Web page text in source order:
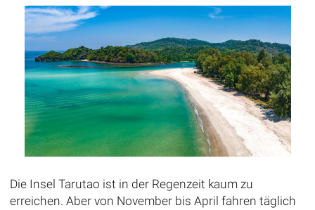
Die Insel Tarutao ist in der Regenzeit kaum zu
erreichen. Aber von November bis April fahren täglich